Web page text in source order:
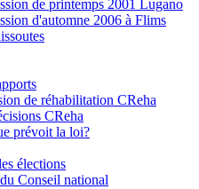
de printemps 2001 Lugano
d'automne 2006 à Flims
de réhabilitation CReha
CReha
prévoit la loi?
élections
Conseil national